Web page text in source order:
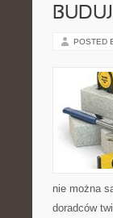
POSTED
nie można
doradców